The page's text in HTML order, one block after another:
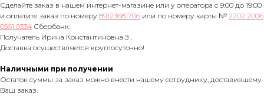
Сделайте заказ в нашем интернет-магазине или у оператора с 9:00 до 19:00
и оплатите заказ по номеру 89123681706 или по номеру карты № 2202 2006
0561 0334 Сбербанк.
Получатель Ирина Константиновна З .
Доставка осуществляется круглосуточно!
Наличными при получении
Остаток суммы за заказ можно внести нашему сотруднику, доставившему
Ваш заказ.